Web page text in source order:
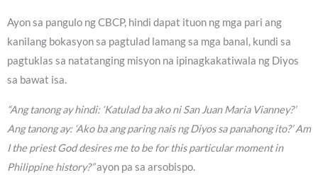
Ayon sa pangulo ng CBCP, hindi dapat ituon ng mga pari ang
kanilang bokasyon sa pagtulad lamang sa mga banal, kundi sa
pagtuklas sa natatanging misyon na ipinagkakatiwala ng Diyos
sa bawat isa.
“Ang tanong ay hindi: ‘Katulad ba ako ni San Juan Maria Vianney?’
Ang tanong ay: ‘Ako ba ang paring nais ng Diyos sa panahong ito?’ Am
I the priest God desires me to be for this particular moment in
Philippine history?”ayon pa sa arsobispo.